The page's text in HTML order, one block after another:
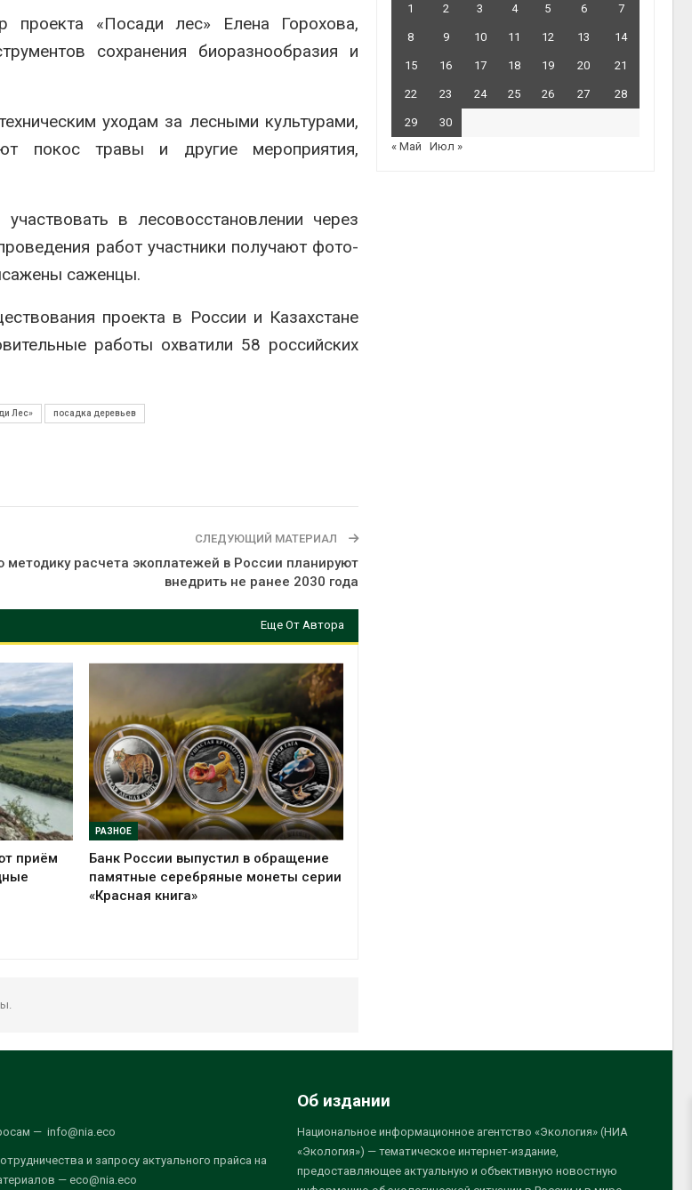
«Посади лес» Елена Горохова,
сохранения биоразнообразия и
уходам за лесными культурами,
покос травы и другие мероприятия,
в лесовосстановлении через
работ участники получают фото-
саженцы.
проекта в России и Казахстане
работы охватили 58 российских
Лес» посадка деревьев
СЛЕДУЮЩИЙ МАТЕРИАЛ
методику расчета экоплатежей в России планируют
внедрить не ранее 2030 года
Еще От Автора
приём
РАЗНОЕ
Банк России выпустил в обращение
памятные серебряные монеты серии
«Красная книга»
1 2 3 4 5 6 7
8 9 10 11 12 13 14
15 16 17 18 19 20 21
22 23 24 25 26 27 28
29
30
« Май
Июл »
— info@nia.eco
и запросу актуального прайса на
— eco@nia.eco
Об издании
Национальное информационное агентство «Экология» (НИА
«Экология») — тематическое интернет-издание,
предоставляющее актуальную и объективную новостную